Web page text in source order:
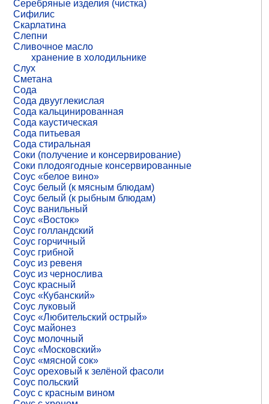
Серебряные изделия (чистка)
Сифилис
Скарлатина
Слепни
Сливочное масло
хранение в холодильнике
Слух
Сметана
Сода
Сода двууглекислая
Сода кальцинированная
Сода каустическая
Сода питьевая
Сода стиральная
Соки (получение и консервирование)
Соки плодоягодные консервированные
Соус «белое вино»
Соус белый (к мясным блюдам)
Соус белый (к рыбным блюдам)
Соус ванильный
Соус «Восток»
Соус голландский
Соус горчичный
Соус грибной
Соус из ревеня
Соус из чернослива
Соус красный
Соус «Кубанский»
Соус луковый
Соус «Любительский острый»
Соус майонез
Соус молочный
Соус «Московский»
Соус «мясной сок»
Соус ореховый к зелёной фасоли
Соус польский
Соус с красным вином